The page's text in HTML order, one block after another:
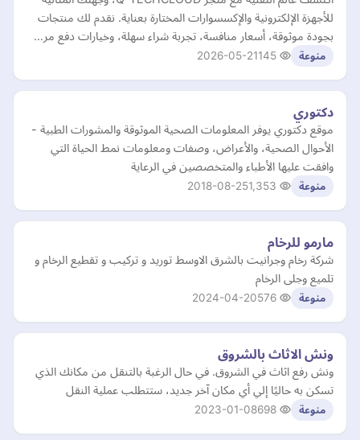
للأجهزة الإلكترونية والإكسسوارات المختارة بعناية. نقدم لك منتجات
بجودة موثوقة، أسعار منافسة، تجربة شراء سهلة، وخيارات دفع مر…
منوعة 2026-05-21
دكتوري
موقع دكتوري يوفر المعلومات الصحية الموثوقة والمشورات الطبية -
الأحوال الصحية، والأعراض، وصفات ومعلومات نمط الحياة التي
وافقت عليها الأطباء والمتخصصين في الرعاية
منوعة 2018-08-25
مارمو للرخام
شركة رخام وجرانيت بالشرق الاوسط توريد و تركيب و تقطيع الرخام و
تلميع وجلى الرخام
منوعة 2024-04-20
ونش الاثاث بالشروق
ونش رفع اثاث في الشروق. في حال الرغبة بالتنقل من مكانك الذي
تسكن به حاليًا إلي أي مكان آخر جديد، ستتطلب عملية النقل
منوعة 2023-01-08